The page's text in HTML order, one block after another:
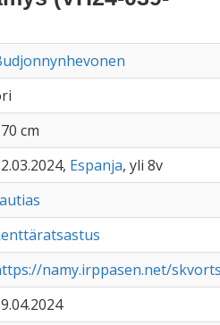
cm
Espanja, yli 8v
namy.irppasen.net/